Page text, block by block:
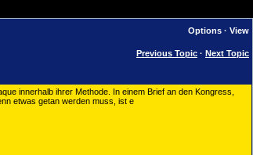
Options · View
Previous Topic · Next Topic
innerhalb ihrer Methode. In einem Brief an den Kongress,
etwas getan werden muss, ist e